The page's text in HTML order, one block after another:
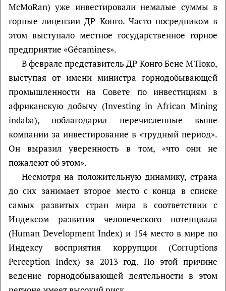
McMoRan) уже инвестировали немалые суммы в
горные лицензии ДР Конго. Часто посредником в
этом выступало местное государственное горное
предприятие «Gécamines».
В феврале представитель ДР Конго Бене М'Поко,
выступая от имени министра горнодобывающей
промышленности на Совете по инвестициям в
африканскую добычу (Investing in African Mining
indaba), поблагодарил перечисленные выше
компании за инвестирование в «трудный период».
Он выразил уверенность в том, «что они не
пожалеют об этом».
Несмотря на положительную динамику, страна
до сих занимает второе место с конца в списке
самых развитых стран мира в соответствии с
Индексом развития человеческого потенциала
(Human Development Index) и 154 место в мире по
Индексу восприятия коррупции (Corruptions
Perception Index) за 2013 год. По этой причине
ведение горнодобывающей деятельности в этом